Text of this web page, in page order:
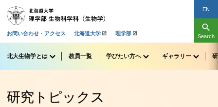
お問い合わせ・アクセス 北海道大学 理学部
EN
search
Search
北大生物学とは 教員一覧 学びたい方へ ギャラリー
研究トピックス